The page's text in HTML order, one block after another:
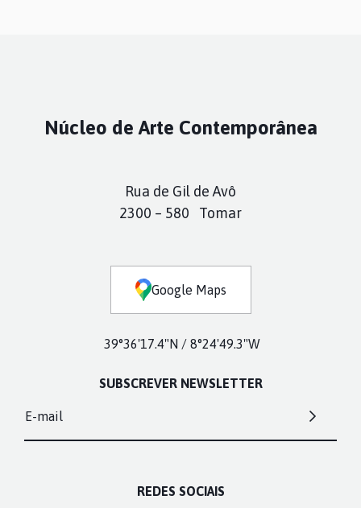
Núcleo de Arte Contemporânea
Rua de Gil de Avô
2300 – 580 Tomar
Google Maps
39°36'17.4"N / 8°24'49.3"W
SUBSCREVER NEWSLETTER
E-mail
REDES SOCIAIS